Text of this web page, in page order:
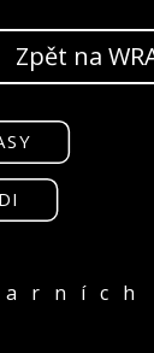
Zpět na